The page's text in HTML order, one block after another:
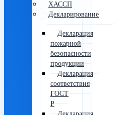
ХАССП
Декларирование
Декларация
пожарной
безопасности
продукции
Декларация
соответствия
ГОСТ
Р